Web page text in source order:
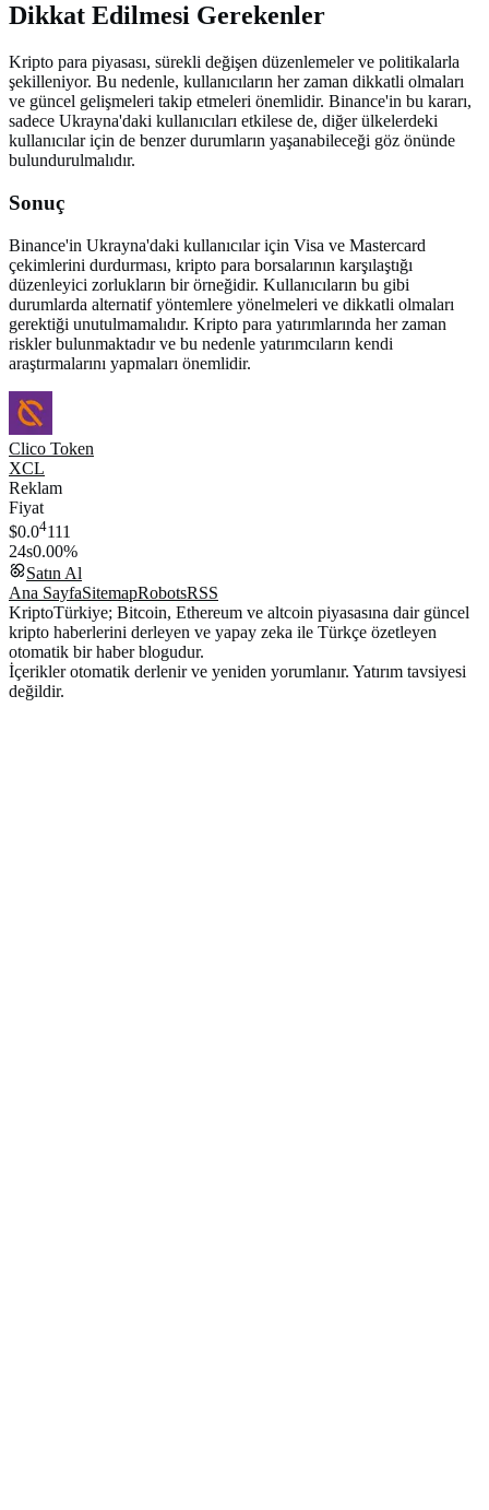
Dikkat Edilmesi Gerekenler
Kripto para piyasası, sürekli değişen düzenlemeler ve politikalarla
şekilleniyor. Bu nedenle, kullanıcıların her zaman dikkatli olmaları
ve güncel gelişmeleri takip etmeleri önemlidir. Binance'in bu kararı,
sadece Ukrayna'daki kullanıcıları etkilese de, diğer ülkelerdeki
kullanıcılar için de benzer durumların yaşanabileceği göz önünde
bulundurulmalıdır.
Sonuç
Binance'in Ukrayna'daki kullanıcılar için Visa ve Mastercard
çekimlerini durdurması, kripto para borsalarının karşılaştığı
düzenleyici zorlukların bir örneğidir. Kullanıcıların bu gibi
durumlarda alternatif yöntemlere yönelmeleri ve dikkatli olmaları
gerektiği unutulmamalıdır. Kripto para yatırımlarında her zaman
riskler bulunmaktadır ve bu nedenle yatırımcıların kendi
araştırmalarını yapmaları önemlidir.
Clico Token
XCL
Reklam
Fiyat
$0.04111
24s0.00%
Satın Al
Ana SayfaSitemapRobotsRSS
KriptoTürkiye; Bitcoin, Ethereum ve altcoin piyasasına dair güncel
kripto haberlerini derleyen ve yapay zeka ile Türkçe özetleyen
otomatik bir haber blogudur.
İçerikler otomatik derlenir ve yeniden yorumlanır. Yatırım tavsiyesi
değildir.